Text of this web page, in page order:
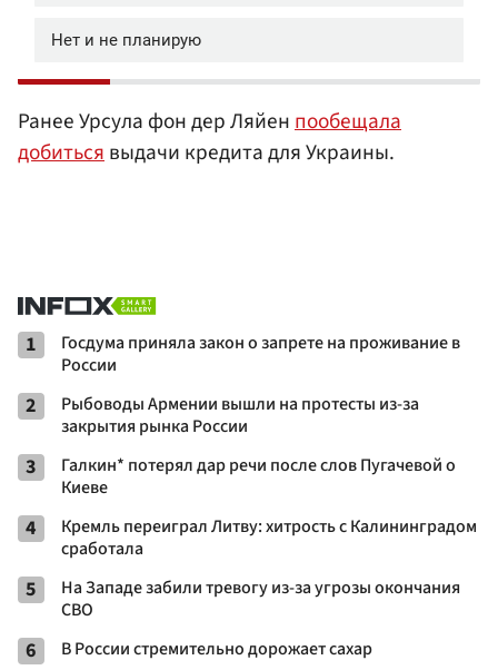
Ранее Урсула фон дер Ляйенпообещала
добитьсявыдачи кредита для Украины.
1
Госдума приняла закон о запрете на проживание в
России
2
Рыбоводы Армении вышли на протесты из-за
закрытия рынка России
3
Галкин* потерял дар речи после слов Пугачевой о
Киеве
4
Кремль переиграл Литву: хитрость с Калининградом
сработала
5
На Западе забили тревогу из-за угрозы окончания
СВО
6 В России стремительно дорожает сахар